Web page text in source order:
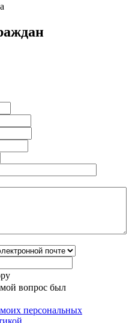
вопрос был
персональных